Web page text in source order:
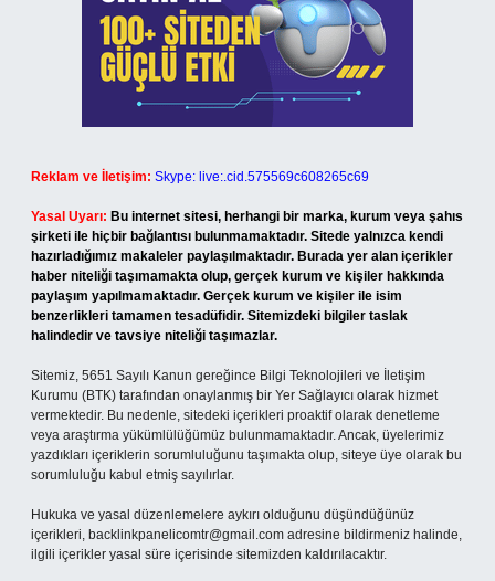
Reklam ve İletişim: Skype: live:.cid.575569c608265c69
Yasal Uyarı: Bu internet sitesi, herhangi bir marka, kurum veya şahıs
şirketi ile hiçbir bağlantısı bulunmamaktadır. Sitede yalnızca kendi
hazırladığımız makaleler paylaşılmaktadır. Burada yer alan içerikler
haber niteliği taşımamakta olup, gerçek kurum ve kişiler hakkında
paylaşım yapılmamaktadır. Gerçek kurum ve kişiler ile isim
benzerlikleri tamamen tesadüfidir. Sitemizdeki bilgiler taslak
halindedir ve tavsiye niteliği taşımazlar.
Sitemiz, 5651 Sayılı Kanun gereğince Bilgi Teknolojileri ve İletişim
Kurumu (BTK) tarafından onaylanmış bir Yer Sağlayıcı olarak hizmet
vermektedir. Bu nedenle, sitedeki içerikleri proaktif olarak denetleme
veya araştırma yükümlülüğümüz bulunmamaktadır. Ancak, üyelerimiz
yazdıkları içeriklerin sorumluluğunu taşımakta olup, siteye üye olarak bu
sorumluluğu kabul etmiş sayılırlar.
Hukuka ve yasal düzenlemelere aykırı olduğunu düşündüğünüz
içerikleri, backlinkpanelicomtr@gmail.com adresine bildirmeniz halinde,
ilgili içerikler yasal süre içerisinde sitemizden kaldırılacaktır.